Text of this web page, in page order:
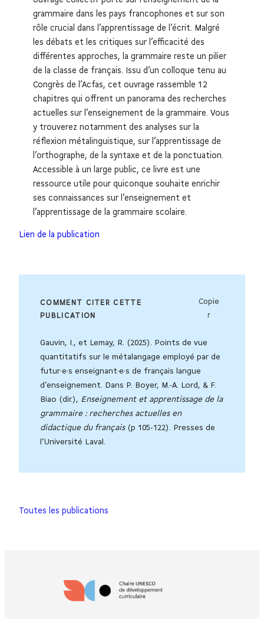
grammaire dans les pays francophones et sur son
rôle crucial dans l’apprentissage de l’écrit. Malgré
les débats et les critiques sur l’efficacité des
différentes approches, la grammaire reste un pilier
de la classe de français. Issu d’un colloque tenu au
Congrès de l’Acfas, cet ouvrage rassemble 12
chapitres qui offrent un panorama des recherches
actuelles sur l’enseignement de la grammaire. Vous
y trouverez notamment des analyses sur la
réflexion métalinguistique, sur l’apprentissage de
l’orthographe, de la syntaxe et de la ponctuation.
Accessible à un large public, ce livre est une
ressource utile pour quiconque souhaite enrichir
ses connaissances sur l’enseignement et
l’apprentissage de la grammaire scolaire.
Lien de la publication
COMMENT CITER CETTE
PUBLICATION
Copie
r
Gauvin, I., et Lemay, R. (2025). Points de vue
quantitatifs sur le métalangage employé par de
futur·e·s enseignant·e·s de français langue
d’enseignement. Dans P. Boyer, M.-A. Lord, & F.
Biao (dir.), Enseignement et apprentissage de la
grammaire : recherches actuelles en
didactique du français (p 105-122). Presses de
l’Université Laval.
Toutes les publications